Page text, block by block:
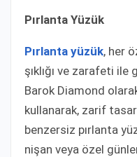
Pırlanta Yüzük
Pırlanta yüzük, her
şıklığı ve zarafeti ile
Barok Diamond
kullanarak, zarif
benzersiz pırlanta
nişan veya özel